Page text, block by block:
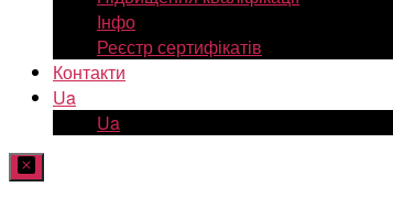
Інфо
Реєстр сертифікатів
Контакти
Ua
Ua